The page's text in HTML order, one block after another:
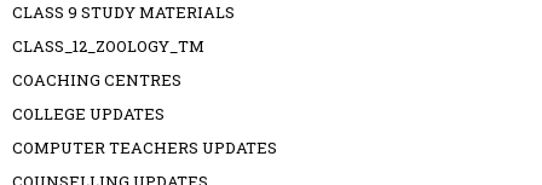
CLASS 9 STUDY MATERIALS
CLASS_12_ZOOLOGY_TM
COACHING CENTRES
COLLEGE UPDATES
COMPUTER TEACHERS UPDATES